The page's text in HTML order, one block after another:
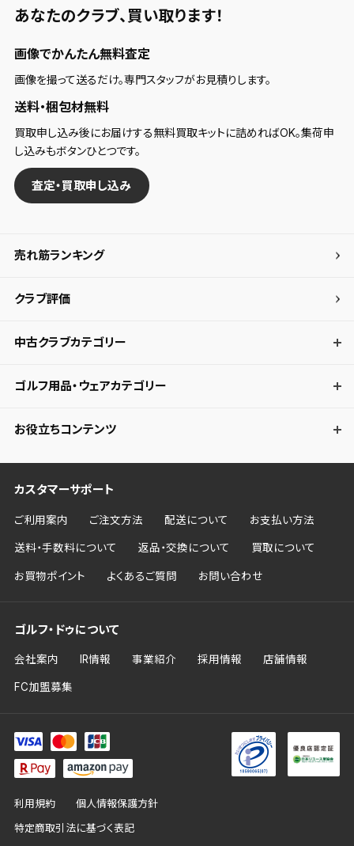
新着通知を「する」にすると、この条件に一致する商品
が入荷した際に、メール及びお客様のアカウント内の
「お知らせ」で通知します。
保存された検索条件は変更できません。
件一覧」から画面を表示し、条件を変更の上、保存し直
してください。
これまで保存した検索条件は、マイページの「保存検
索条件一覧」で確認できます。
あなたのクラブ、 買い取ります！
画像でかんたん無料査定
画像を撮って送るだけ。専門スタッフがお見積りします。
送料・梱包材無料
買取申し込み後にお届けする無料買取キットに詰めればOK。集荷申
し込みもボタンひとつです。
査定・買取申し込み
売れ筋ランキング
クラブ評価
中古クラブカテゴリー
ゴルフ用品・ウェアカテゴリー
お役立ちコンテンツ
カスタマーサポート
ご利用案内 ご注文方法 配送について お支払い方法
送料・手数料について 返品・交換について 買取について
お買物ポイント よくあるご質問 お問い合わせ
ゴルフ・ドゥについて
会社案内 IR情報 事業紹介 採用情報 店舗情報
FC加盟募集
利用規約 個人情報保護方針
特定商取引法に基づく表記